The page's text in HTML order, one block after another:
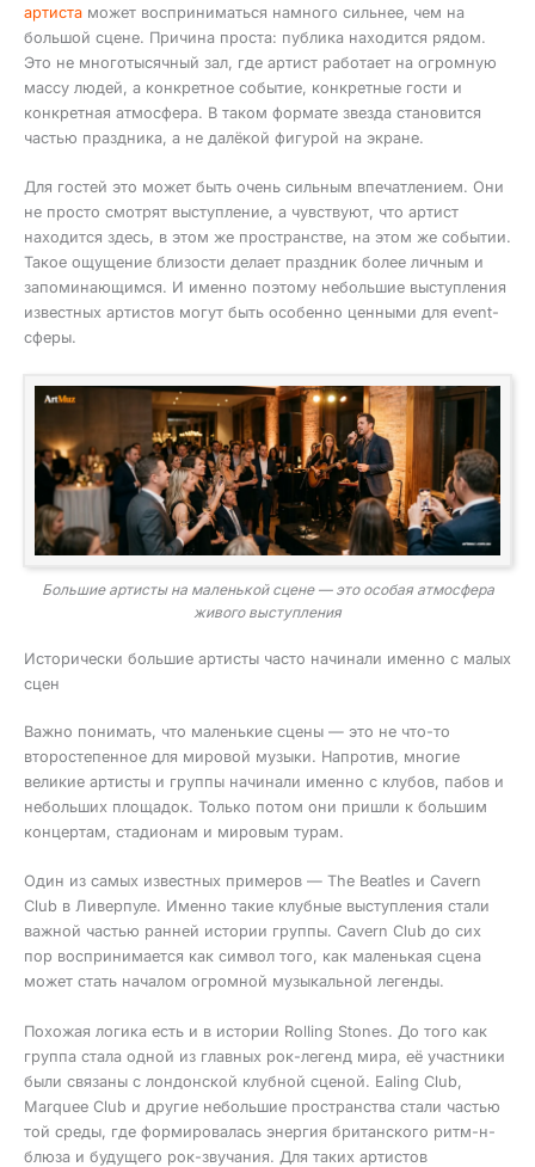
артиста может восприниматься намного сильнее, чем на
большой сцене. Причина проста: публика находится рядом.
Это не многотысячный зал, где артист работает на огромную
массу людей, а конкретное событие, конкретные гости и
конкретная атмосфера. В таком формате звезда становится
частью праздника, а не далёкой фигурой на экране.
Для гостей это может быть очень сильным впечатлением. Они
не просто смотрят выступление, а чувствуют, что артист
находится здесь, в этом же пространстве, на этом же событии.
Такое ощущение близости делает праздник более личным и
запоминающимся. И именно поэтому небольшие выступления
известных артистов могут быть особенно ценными для event-
сферы.
Большие артисты на маленькой сцене — это особая атмосфера
живого выступления
Исторически большие артисты часто начинали именно с малых
сцен
Важно понимать, что маленькие сцены — это не что-то
второстепенное для мировой музыки. Напротив, многие
великие артисты и группы начинали именно с клубов, пабов и
небольших площадок. Только потом они пришли к большим
концертам, стадионам и мировым турам.
Один из самых известных примеров — The Beatles и Cavern
Club в Ливерпуле. Именно такие клубные выступления стали
важной частью ранней истории группы. Cavern Club до сих
пор воспринимается как символ того, как маленькая сцена
может стать началом огромной музыкальной легенды.
Похожая логика есть и в истории Rolling Stones. До того как
группа стала одной из главных рок-легенд мира, её участники
были связаны с лондонской клубной сценой. Ealing Club,
Marquee Club и другие небольшие пространства стали частью
той среды, где формировалась энергия британского ритм-н-
блюза и будущего рок-звучания. Для таких артистов